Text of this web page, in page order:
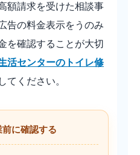
額請求を受けた相談事
告の料金表示をうのみ
を確認することが大切
活センターのトイレ修
てください。
に確認する